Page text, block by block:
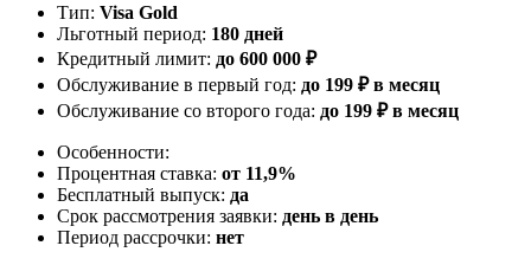
Тип: Visa Gold
Льготный период: 180 дней
Кредитный лимит: до 600 000 ₽
Обслуживание в первый год: до 199 ₽ в месяц
Обслуживание со второго года: до 199 ₽ в месяц
Особенности:
Процентная ставка: от 11,9%
Бесплатный выпуск: да
Срок рассмотрения заявки: день в день
Период рассрочки: нет